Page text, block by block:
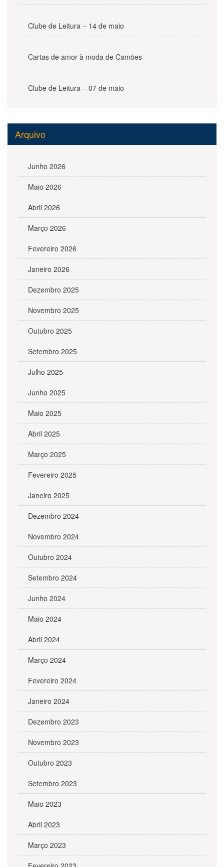
Clube de Leitura – 14 de maio
Cartas de amor à moda de Camões
Clube de Leitura – 07 de maio
Arquivo
Junho 2026
Maio 2026
Abril 2026
Março 2026
Fevereiro 2026
Janeiro 2026
Dezembro 2025
Novembro 2025
Outubro 2025
Setembro 2025
Julho 2025
Junho 2025
Maio 2025
Abril 2025
Março 2025
Fevereiro 2025
Janeiro 2025
Dezembro 2024
Novembro 2024
Outubro 2024
Setembro 2024
Junho 2024
Maio 2024
Abril 2024
Março 2024
Fevereiro 2024
Janeiro 2024
Dezembro 2023
Novembro 2023
Outubro 2023
Setembro 2023
Maio 2023
Abril 2023
Março 2023